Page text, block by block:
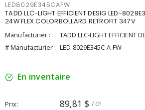
LED8029E345CAFW
TADD LLC-LIGHT EFFICIENT DESIG LED-
24W FLEX COLORBOLLARD RETROFIT 347V
Manufacturier :
TADD LLC-LIGHT EFFICIENT
# Manufacturier : LED-8029E345C-A-FW
En inventaire
Prix 89,81 $ / ch